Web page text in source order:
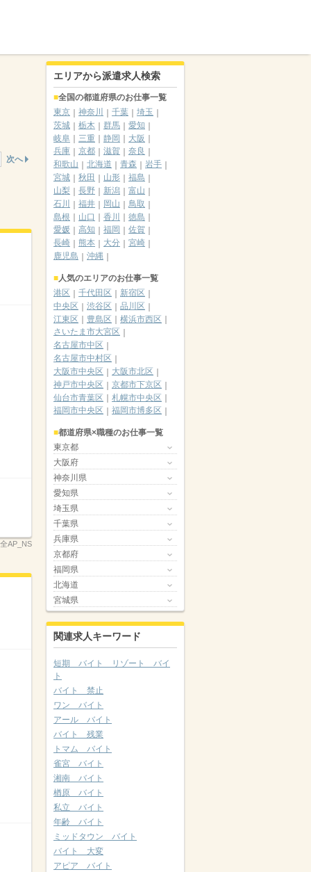
次へ
AP_NS
エリアから派遣求人検索
全国の都道府県のお仕事一覧
東京
神奈川 千葉
埼玉
茨城
栃木 群馬
愛知
岐阜
三重 静岡
大阪
兵庫
京都 滋賀
奈良
和歌山
北海道 青森
岩手
宮城
秋田 山形
福島
山梨
長野 新潟
富山
石川
福井 岡山
鳥取
島根
山口 香川
徳島
愛媛
高知 福岡
佐賀
長崎
熊本 大分
宮崎
鹿児島
沖縄
人気のエリアのお仕事一覧
港区
千代田区
新宿区
中央区
渋谷区
品川区
江東区
豊島区
横浜市西区
さいたま市大宮区
名古屋市中区
名古屋市中村区
大阪市中央区
大阪市北区
神戸市中央区
京都市下京区
仙台市青葉区
札幌市中央区
福岡市中央区
福岡市博多区
都道府県×職種のお仕事一覧
東京都
大阪府
神奈川県
愛知県
埼玉県
千葉県
兵庫県
京都府
福岡県
北海道
宮城県
関連求人キーワード
短期 バイト リゾート バイ
ト
バイト 禁止
ワン バイト
アール バイト
バイト 残業
トマム バイト
雀宮 バイト
湘南 バイト
楢原 バイト
私立 バイト
年齢 バイト
ミッドタウン バイト
バイト 大変
アピア バイト